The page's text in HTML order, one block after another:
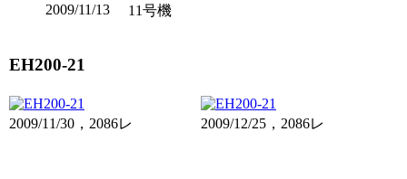
2009/11/13
11号機
EH200-21
2009/11/30，2086レ 2009/12/25，2086レ